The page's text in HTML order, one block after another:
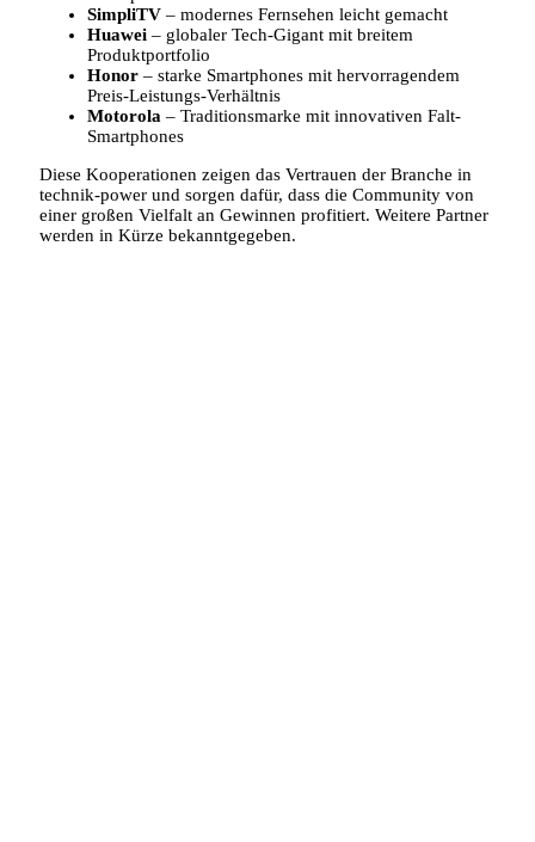
SimpliTV – modernes Fernsehen leicht gemacht
Huawei – globaler Tech-Gigant mit breitem
Produktportfolio
Honor – starke Smartphones mit hervorragendem
Preis-Leistungs-Verhältnis
Motorola – Traditionsmarke mit innovativen Falt-
Smartphones
Diese Kooperationen zeigen das Vertrauen der Branche in
technik-power und sorgen dafür, dass die Community von
einer großen Vielfalt an Gewinnen profitiert. Weitere Partner
werden in Kürze bekanntgegeben.